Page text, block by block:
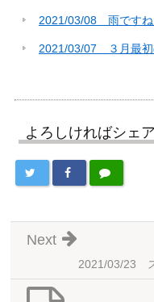
2021/03/08 雨ですね
2021/03/07 ３月最初
よろしければシェ
2021/03/23
Next